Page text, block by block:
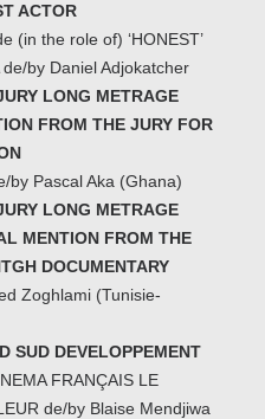
ACTOR
(in the role of) ‘HONEST’
by Daniel Adjokatcher
LONG METRAGE
FROM THE JURY FOR
by Pascal Aka (Ghana)
LONG METRAGE
MENTION FROM THE
DOCUMENTARY
Zoghlami (Tunisie-
SUD DEVELOPPEMENT
FRANÇAIS LE
de/by Blaise Mendjiwa